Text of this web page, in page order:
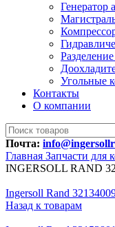
Генератор
Угольные
Контакты
О компании
Почта:
Главная Запчасти для
INGERSOLL RAND
Ingersoll Rand
Назад к товарам